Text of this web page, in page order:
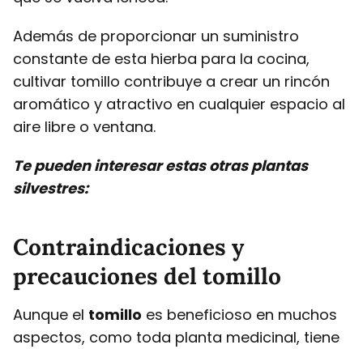
Además de proporcionar un suministro
constante de esta hierba para la cocina,
cultivar tomillo contribuye a crear un rincón
aromático y atractivo en cualquier espacio al
aire libre o ventana.
Te pueden interesar estas otras plantas
silvestres:
Contraindicaciones y
precauciones del tomillo
Aunque el tomillo es beneficioso en muchos
aspectos, como toda planta medicinal, tiene